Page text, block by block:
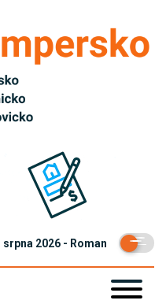
srpna 2026 - Roman